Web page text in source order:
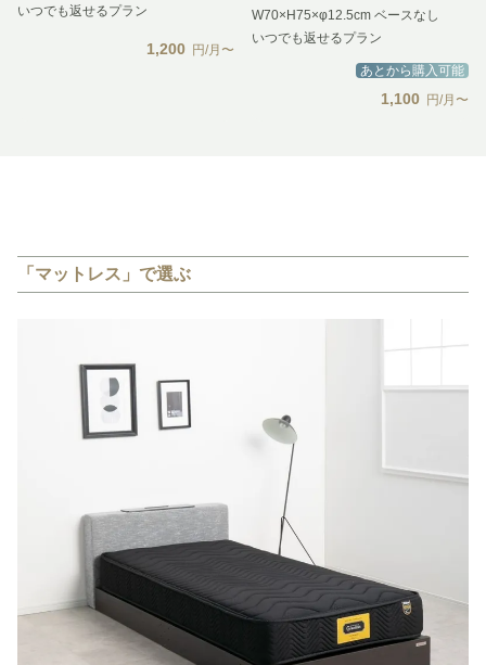
いつでも返せるプラン
1,200 円/月〜
W70×H75×φ12.5cm ベースなし
いつでも返せるプラン
あとから購入可能
1,100 円/月〜
「マットレス」で選ぶ